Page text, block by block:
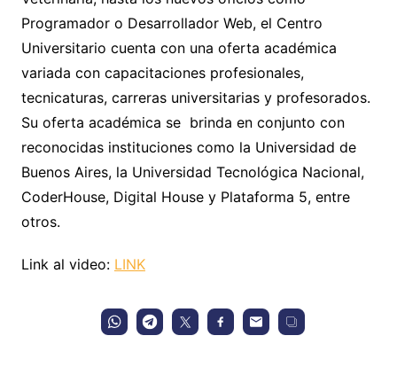
Programador o Desarrollador Web, el Centro
Universitario cuenta con una oferta académica
variada con capacitaciones profesionales,
tecnicaturas, carreras universitarias y profesorados.
Su oferta académica se brinda en conjunto con
reconocidas instituciones como la Universidad de
Buenos Aires, la Universidad Tecnológica Nacional,
CoderHouse, Digital House y Plataforma 5, entre
otros.
Link al video: LINK